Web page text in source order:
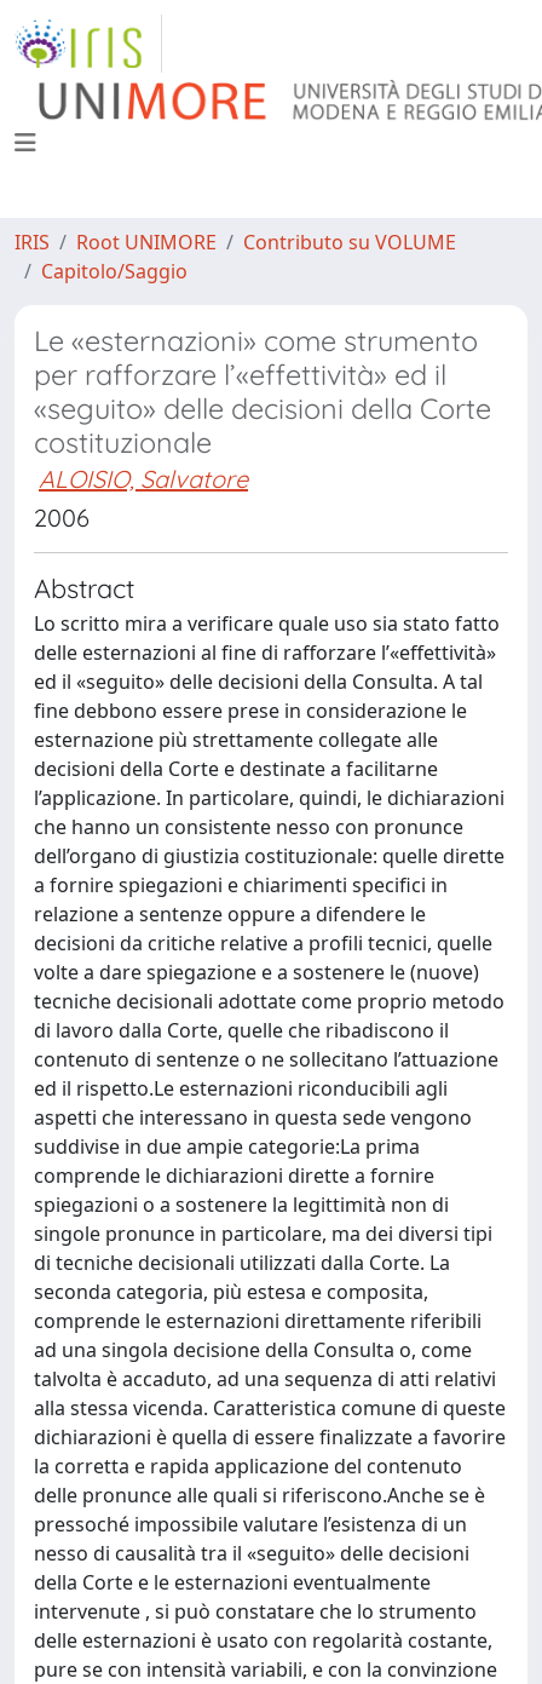
IRIS Root UNIMORE
Contributo su VOLUME
Capitolo/Saggio
Le «esternazioni» come strumento
per rafforzare l’«effettività» ed il
«seguito» delle decisioni della Corte
costituzionale
ALOISIO, Salvatore
2006
Abstract
Lo scritto mira a verificare quale uso sia stato fatto
delle esternazioni al fine di rafforzare l’«effettività»
ed il «seguito» delle decisioni della Consulta. A tal
fine debbono essere prese in considerazione le
esternazione più strettamente collegate alle
decisioni della Corte e destinate a facilitarne
l’applicazione. In particolare, quindi, le dichiarazioni
che hanno un consistente nesso con pronunce
dell’organo di giustizia costituzionale: quelle dirette
a fornire spiegazioni e chiarimenti specifici in
relazione a sentenze oppure a difendere le
decisioni da critiche relative a profili tecnici, quelle
volte a dare spiegazione e a sostenere le (nuove)
tecniche decisionali adottate come proprio metodo
di lavoro dalla Corte, quelle che ribadiscono il
contenuto di sentenze o ne sollecitano l’attuazione
ed il rispetto.Le esternazioni riconducibili agli
aspetti che interessano in questa sede vengono
suddivise in due ampie categorie:La prima
comprende le dichiarazioni dirette a fornire
spiegazioni o a sostenere la legittimità non di
singole pronunce in particolare, ma dei diversi tipi
di tecniche decisionali utilizzati dalla Corte. La
seconda categoria, più estesa e composita,
comprende le esternazioni direttamente riferibili
ad una singola decisione della Consulta o, come
talvolta è accaduto, ad una sequenza di atti relativi
alla stessa vicenda. Caratteristica comune di queste
dichiarazioni è quella di essere finalizzate a favorire
la corretta e rapida applicazione del contenuto
delle pronunce alle quali si riferiscono.Anche se è
pressoché impossibile valutare l’esistenza di un
nesso di causalità tra il «seguito» delle decisioni
della Corte e le esternazioni eventualmente
intervenute , si può constatare che lo strumento
delle esternazioni è usato con regolarità costante,
pure se con intensità variabili, e con la convinzione